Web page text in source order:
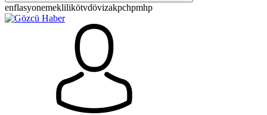
enflasyonemeklilikötvdövizakpchpmhp